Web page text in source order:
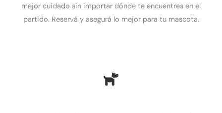
mejor cuidado sin importar dónde te encuentres en el
partido. Reservá y asegurá lo mejor para tu mascota.